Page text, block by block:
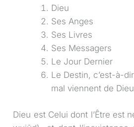
Dieu
Ses Anges
Ses Livres
Ses Messagers
Le Jour Dernier
Le Destin, c’est-à-
mal viennent de
Dieu est Celui dont l’Être est